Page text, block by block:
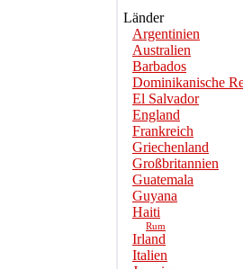
Länder
Argentinien
Australien
Barbados
Dominikanische
El Salvador
England
Frankreich
Griechenland
Großbritannien
Guatemala
Guyana
Haiti
Rum
Irland
Italien